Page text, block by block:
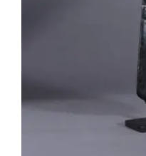
AMS016
Culture